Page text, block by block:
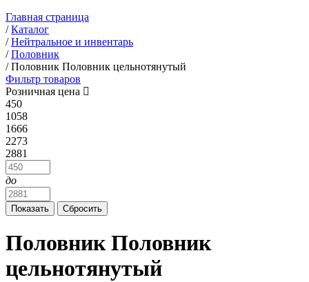
Главная страница
/Каталог
/Нейтральное и инвентарь
/Половник
/Половник Половник цельнотянутый
Фильтр товаров
Розничная цена
450
1058
1666
2273
2881
до
Половник Половник
цельнотянутый